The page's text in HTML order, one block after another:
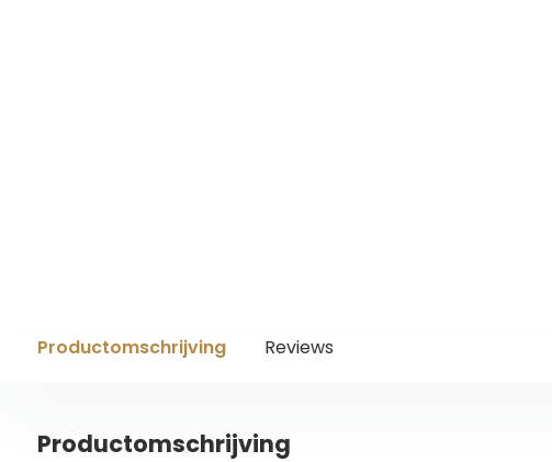
Productomschrijving Reviews
Productomschrijving